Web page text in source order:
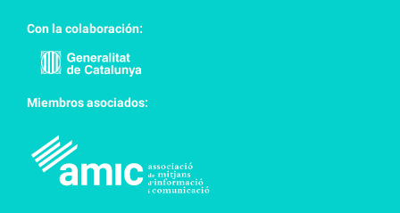
Con la colaboración:
Miembros asociados: